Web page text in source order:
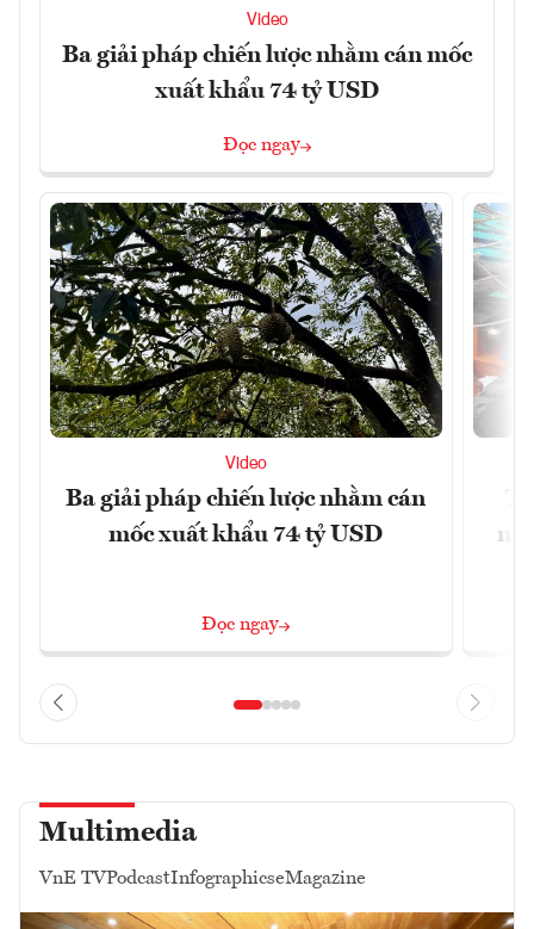
Video
Ba giải pháp chiến lược nhằm cán mốc
xuất khẩu 74 tỷ USD
Đọc ngay
Video
Ba giải pháp chiến lược nhằm cán
mốc xuất khẩu 74 tỷ USD
Đọc ngay
Multimedia
VnE TVPodcastInfographicseMagazine